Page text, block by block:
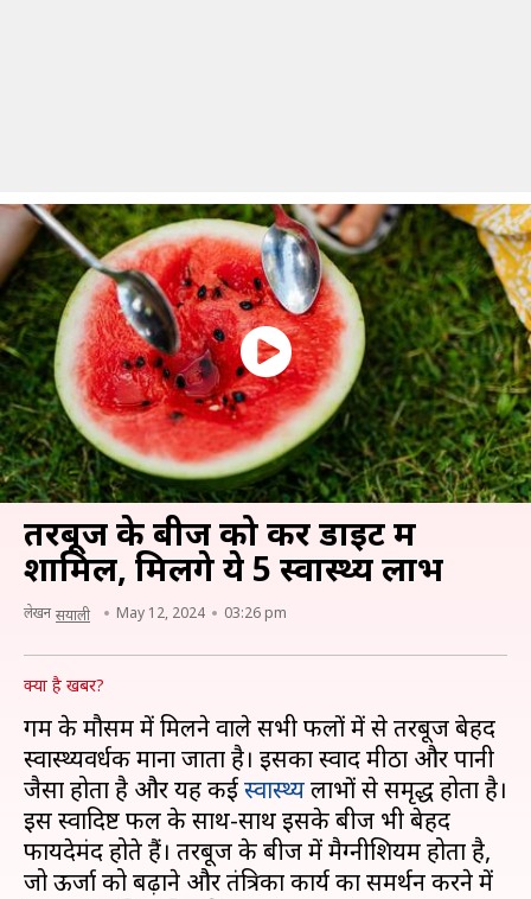
तरबूज के बीज को करें डाइट में
शामिल, मिलेंगे ये 5 स्वास्थ्य लाभ
लेखन सयाली May 12, 2024 03:26 pm
क्या है खबर?
गर्मी के मौसम में मिलने वाले सभी फलों में से तरबूज बेहद
स्वास्थ्यवर्धक माना जाता है। इसका स्वाद मीठा और पानी
जैसा होता है और यह कईस्वास्थ्यलाभों से समृद्ध होता है।
इस स्वादिष्ट फल के साथ-साथ इसके बीज भी बेहद
फायदेमंद होते हैं। तरबूज के बीज में मैग्नीशियम होता है,
जो ऊर्जा को बढ़ाने और तंत्रिका कार्य का समर्थन करने में